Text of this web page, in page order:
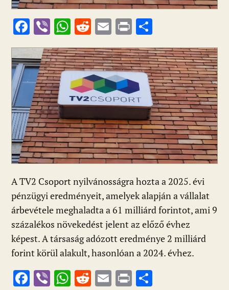
F
ac
e
b
o
o
k
Vi
b
er
W
h
at
s
A
p
p
R
e
d
di
t
E
m
ai
l
Pr
in
t
ss
za
m
e
g
A TV2 Csoport nyilvánosságra hozta a 2025. évi
pénzügyi eredményeit, amelyek alapján a vállalat
árbevétele meghaladta a 61 milliárd forintot, ami 9
százalékos növekedést jelent az előző évhez
képest. A társaság adózott eredménye 2 milliárd
forint körül alakult, hasonlóan a 2024. évhez.
F Vi W R E Pr